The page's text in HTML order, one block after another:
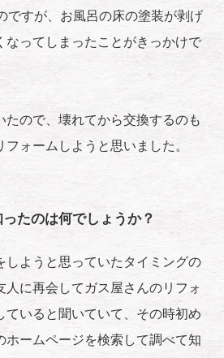
ですが、お風呂の床の塗装が剥げ
なってしまったことがきっかけで
たので、壊れてから交換するのも
ォームしようと思いました。
たのは何でしょうか？
しようと思っていたタイミングの
人に再会してガス屋さんのリフォ
ていると聞いていて、その時初め
ホームページを検索して調べて知